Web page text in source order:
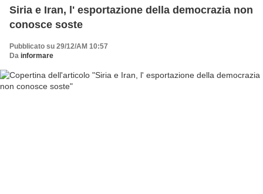
Siria e Iran, l' esportazione della democrazia non
conosce soste
Pubblicato su 29/12/AM 10:57
Da informare